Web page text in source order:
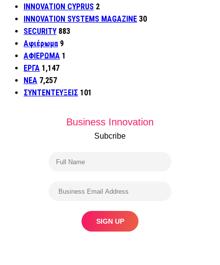
INNOVATION CYPRUS 2
INNOVATION SYSTEMS MAGAZINE 30
SECURITY 883
Αφιέρωμα 9
ΑΦΙΕΡΩΜΑ 1
ΕΡΓΑ 1,147
ΝΕΑ 7,257
ΣΥΝΤΕΝΤΕΥΞΕΙΣ 101
Business Innovation
Subcribe